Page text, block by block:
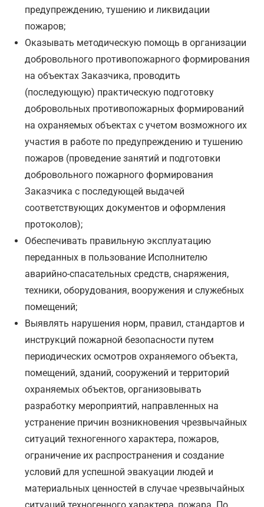
предупреждению, тушению и ликвидации
пожаров;
Оказывать методическую помощь в организации
добровольного противопожарного формирования
на объектах Заказчика, проводить
(последующую) практическую подготовку
добровольных противопожарных формирований
на охраняемых объектах с учетом возможного их
участия в работе по предупреждению и тушению
пожаров (проведение занятий и подготовки
добровольного пожарного формирования
Заказчика с последующей выдачей
соответствующих документов и оформления
протоколов);
Обеспечивать правильную эксплуатацию
переданных в пользование Исполнителю
аварийно-спасательных средств, снаряжения,
техники, оборудования, вооружения и служебных
помещений;
Выявлять нарушения норм, правил, стандартов и
инструкций пожарной безопасности путем
периодических осмотров охраняемого объекта,
помещений, зданий, сооружений и территорий
охраняемых объектов, организовывать
разработку мероприятий, направленных на
устранение причин возникновения чрезвычайных
ситуаций техногенного характера, пожаров,
ограничение их распространения и создание
условий для успешной эвакуации людей и
материальных ценностей в случае чрезвычайных